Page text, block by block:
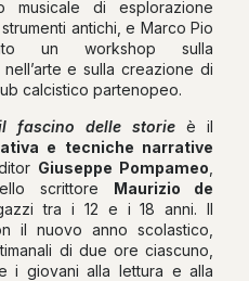
musicale di esplorazione
antichi, e Marco Pio
un workshop sulla
e sulla creazione di
calcistico partenopeo.
fascino delle storieè il
e tecniche narrative
Giuseppe Pompameo
scrittore Maurizio de
tra i 12 e i 18 anni. Il
il nuovo anno scolastico,
di due ore ciascuno,
i giovani alla lettura e alla